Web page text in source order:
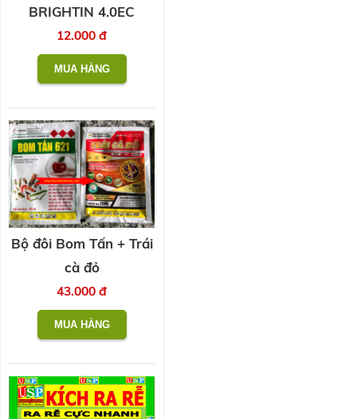
BRIGHTIN 4.0EC
12.000 đ
Bộ đôi Bom Tấn + Trái
cà đỏ
43.000 đ